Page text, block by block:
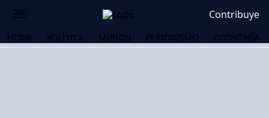
Contribuye
HOME POLÍTICA MUNDO PERIODISMO ECONOMÍA